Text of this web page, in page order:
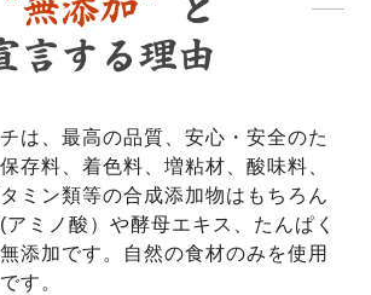
は、最高の品質、安心・安全のた
存料、着色料、増粘材、酸味料、
ミン類等の合成添加物はもちろん
ミノ酸）や酵母エキス、たんぱく
添加です。自然の食材のみを使用
す。